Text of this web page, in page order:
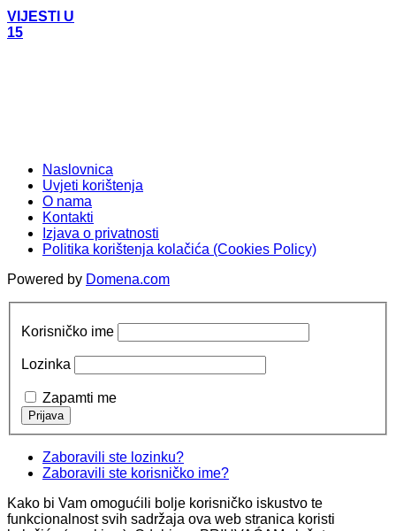
VIJESTI U
15
Naslovnica
Uvjeti korištenja
O nama
Kontakti
Izjava o privatnosti
Politika korištenja kolačića (Cookies Policy)
Powered by Domena.com
Korisničko ime
Lozinka
Zapamti me
Zaboravili ste lozinku?
Zaboravili ste korisničko ime?
Kako bi Vam omogućili bolje korisničko iskustvo te
funkcionalnost svih sadržaja ova web stranica koristi